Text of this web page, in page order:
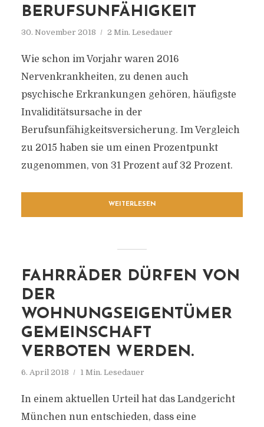
BERUFSUNFÄHIGKEIT
30. November 2018 2 Min. Lesedauer
Wie schon im Vorjahr waren 2016
Nervenkrankheiten, zu denen auch
psychische Erkrankungen gehören, häufigste
Invaliditätsursache in der
Berufsunfähigkeitsversicherung. Im Vergleich
zu 2015 haben sie um einen Prozentpunkt
zugenommen, von 31 Prozent auf 32 Prozent.
WEITERLESEN
FAHRRÄDER DÜRFEN VON
DER
WOHNUNGSEIGENTÜMER
GEMEINSCHAFT
VERBOTEN WERDEN.
6. April 2018 1 Min. Lesedauer
In einem aktuellen Urteil hat das Landgericht
München nun entschieden, dass eine